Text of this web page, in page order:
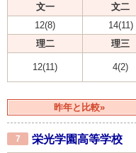
文一 文二
12(8)
14(11)
理二
理三
12(11) 4(2)
昨年と比較»
7 栄光学園高等学校